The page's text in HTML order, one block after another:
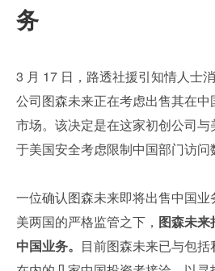
务
3 月 17 日，路透社援引知情人士
公司图森未来正在考虑出售其在
市场。该决定是在这家初创公司
于美国安全考虑限制中国部门访问
一位确认图森未来即将出售中国
美两国的严格监管之下， 图森未来
中国业务。 目前图森未来已与包